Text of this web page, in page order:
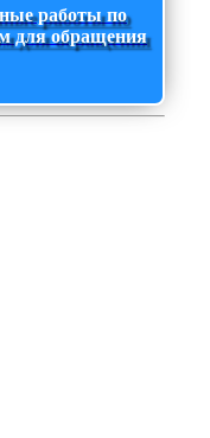
работы по
для обращения